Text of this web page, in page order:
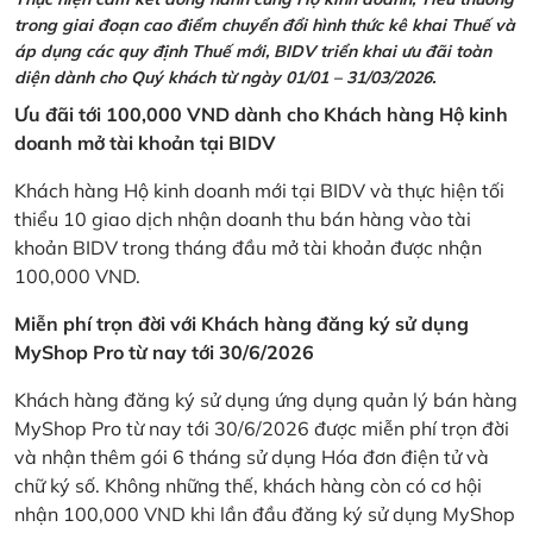
trong giai đoạn cao điểm chuyển đổi hình thức kê khai Thuế và
áp dụng các quy định Thuế mới, BIDV triển khai ưu đãi toàn
diện dành cho Quý khách từ ngày 01/01 – 31/03/2026.
Ưu đãi tới 100,000 VND dành cho Khách hàng Hộ kinh
doanh mở tài khoản tại BIDV
Khách hàng Hộ kinh doanh mới tại BIDV và thực hiện tối
thiểu 10 giao dịch nhận doanh thu bán hàng vào tài
khoản BIDV trong tháng đầu mở tài khoản được nhận
100,000 VND.
Miễn phí trọn đời với Khách hàng đăng ký sử dụng
MyShop Pro từ nay tới 30/6/2026
Khách hàng đăng ký sử dụng ứng dụng quản lý bán hàng
MyShop Pro từ nay tới 30/6/2026 được miễn phí trọn đời
và nhận thêm gói 6 tháng sử dụng Hóa đơn điện tử và
chữ ký số. Không những thế, khách hàng còn có cơ hội
nhận 100,000 VND khi lần đầu đăng ký sử dụng MyShop